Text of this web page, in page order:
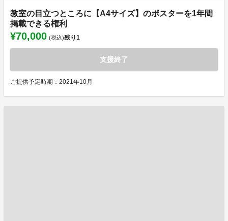
教室の目立つところに【A4サイズ】のポスターを1年間
掲載できる権利
¥70,000 (税込)残り1
支援終了
ご提供予定時期：2021年10月